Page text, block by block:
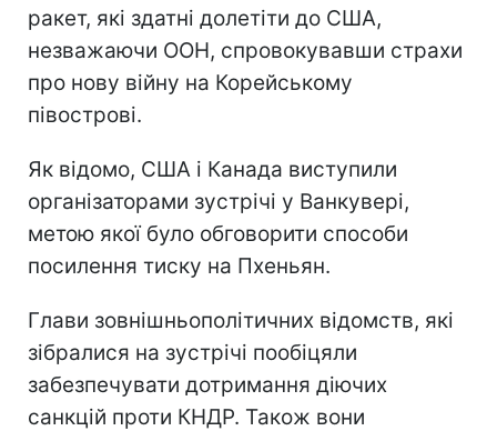
ракет, які здатні долетіти до США,
незважаючи ООН, спровокувавши страхи
про нову війну на Корейському
півострові.
Як відомо, США і Канада виступили
організаторами зустрічі у Ванкувері,
метою якої було обговорити способи
посилення тиску на Пхеньян.
Глави зовнішньополітичних відомств, які
зібралися на зустрічі пообіцяли
забезпечувати дотримання діючих
санкцій проти КНДР. Також вони